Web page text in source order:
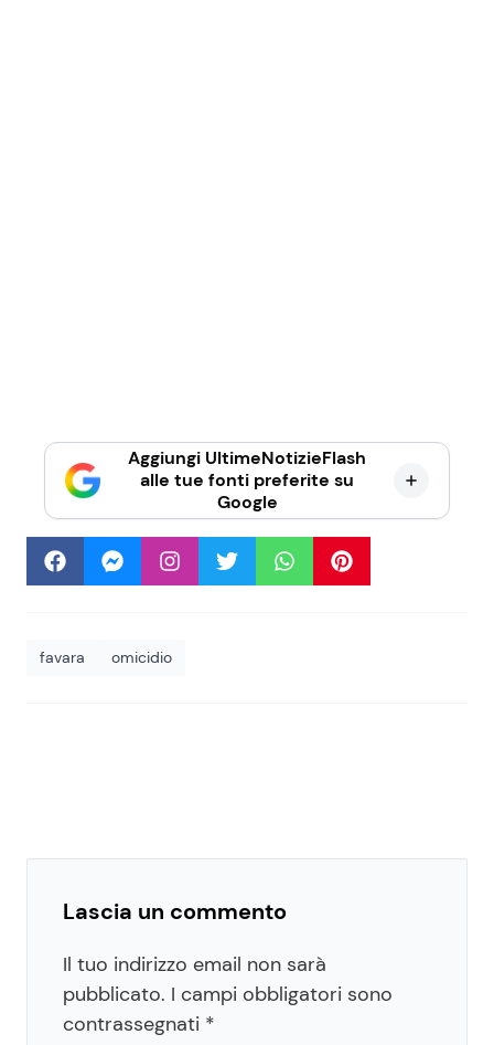
Aggiungi UltimeNotizieFlash
alle tue fonti preferite su
Google
favara omicidio
Lascia un commento
Il tuo indirizzo email non sarà
pubblicato. I campi obbligatori sono
contrassegnati *